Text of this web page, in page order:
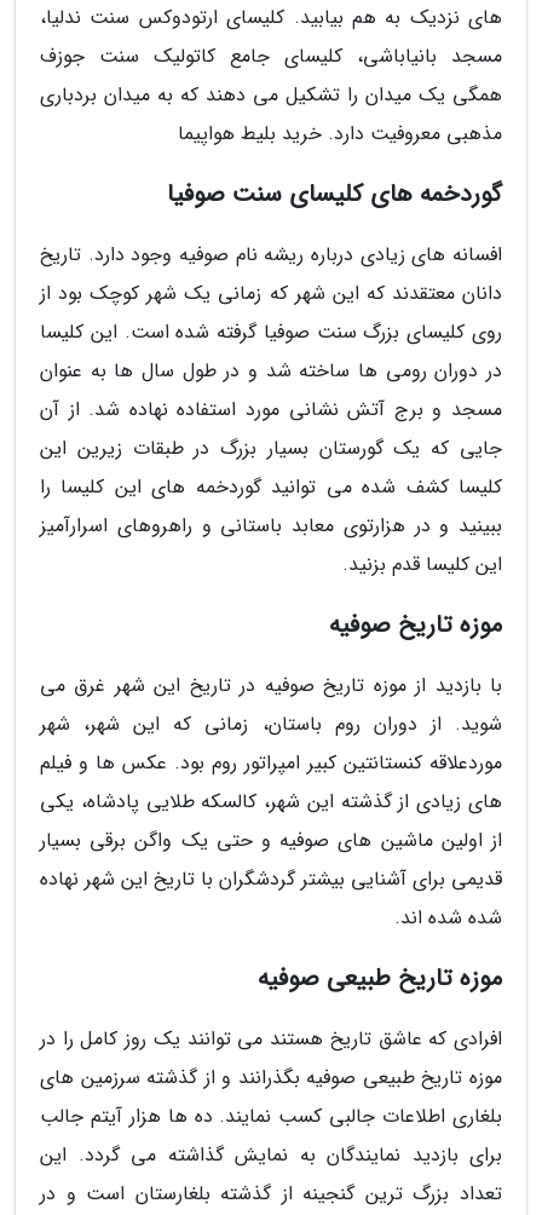
های نزدیک به هم بیابید. کلیسای ارتودوکس سنت ندلیا،
مسجد بانیاباشی، کلیسای جامع کاتولیک سنت جوزف
همگی یک میدان را تشکیل می دهند که به میدان بردباری
مذهبی معروفیت دارد. خرید بلیط هواپیما
گوردخمه های کلیسای سنت صوفیا
افسانه های زیادی درباره ریشه نام صوفیه وجود دارد. تاریخ
دانان معتقدند که این شهر که زمانی یک شهر کوچک بود از
روی کلیسای بزرگ سنت صوفیا گرفته شده است. این کلیسا
در دوران رومی ها ساخته شد و در طول سال ها به عنوان
مسجد و برج آتش نشانی مورد استفاده نهاده شد. از آن
جایی که یک گورستان بسیار بزرگ در طبقات زیرین این
کلیسا کشف شده می توانید گوردخمه های این کلیسا را
ببینید و در هزارتوی معابد باستانی و راهروهای اسرارآمیز
این کلیسا قدم بزنید.
موزه تاریخ صوفیه
با بازدید از موزه تاریخ صوفیه در تاریخ این شهر غرق می
شوید. از دوران روم باستان، زمانی که این شهر، شهر
موردعلاقه کنستانتین کبیر امپراتور روم بود. عکس ها و فیلم
های زیادی از گذشته این شهر، کالسکه طلایی پادشاه، یکی
از اولین ماشین های صوفیه و حتی یک واگن برقی بسیار
قدیمی برای آشنایی بیشتر گردشگران با تاریخ این شهر نهاده
شده شده اند.
موزه تاریخ طبیعی صوفیه
افرادی که عاشق تاریخ هستند می توانند یک روز کامل را در
موزه تاریخ طبیعی صوفیه بگذرانند و از گذشته سرزمین های
بلغاری اطلاعات جالبی کسب نمایند. ده ها هزار آیتم جالب
برای بازدید نمایندگان به نمایش گذاشته می گردد. این
تعداد بزرگ ترین گنجینه از گذشته بلغارستان است و در